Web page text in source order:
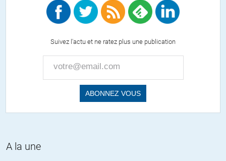
Suivez l'actu et ne ratez plus une publication
A la une